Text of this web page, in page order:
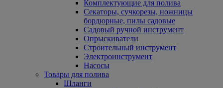
Комплектующие для полива
Секаторы, сучкорезы, ножницы
бордюрные, пилы садовые
Садовый ручной инструмент
Опрыскиватели
Строительный инструмент
Электроинструмент
Насосы
Товары для полива
Шланги